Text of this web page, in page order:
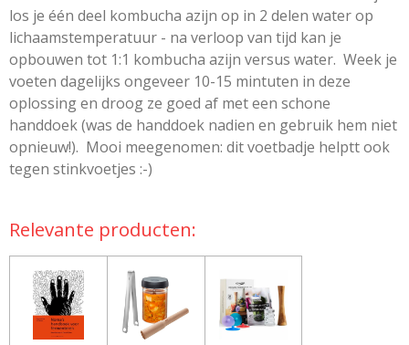
los je één deel kombucha azijn op in 2 delen water op
lichaamstemperatuur - na verloop van tijd kan je
opbouwen tot 1:1 kombucha azijn versus water. Week je
voeten dagelijks ongeveer 10-15 mintuten in deze
oplossing en droog ze goed af met een schone
handdoek (was de handdoek nadien en gebruik hem niet
opnieuw!). Mooi meegenomen: dit voetbadje helptt ook
tegen stinkvoetjes :-)
Relevante producten: